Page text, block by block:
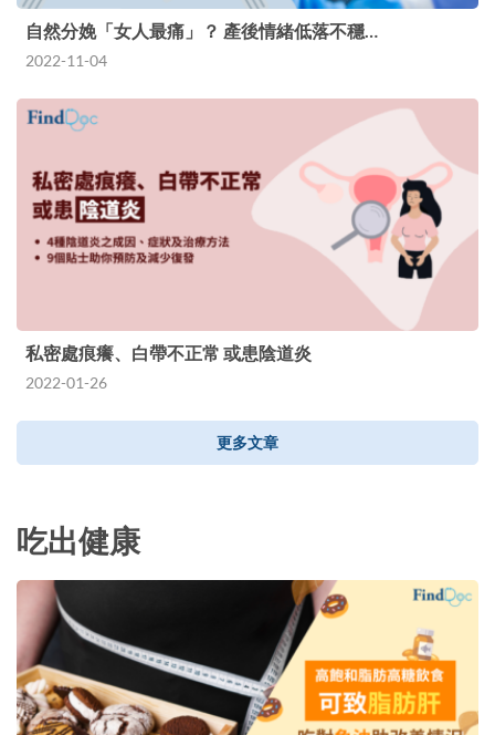
自然分娩「女人最痛」？ 產後情緒低落不穩…
2022-11-04
私密處痕癢、白帶不正常 或患陰道炎
2022-01-26
更多文章
吃出健康